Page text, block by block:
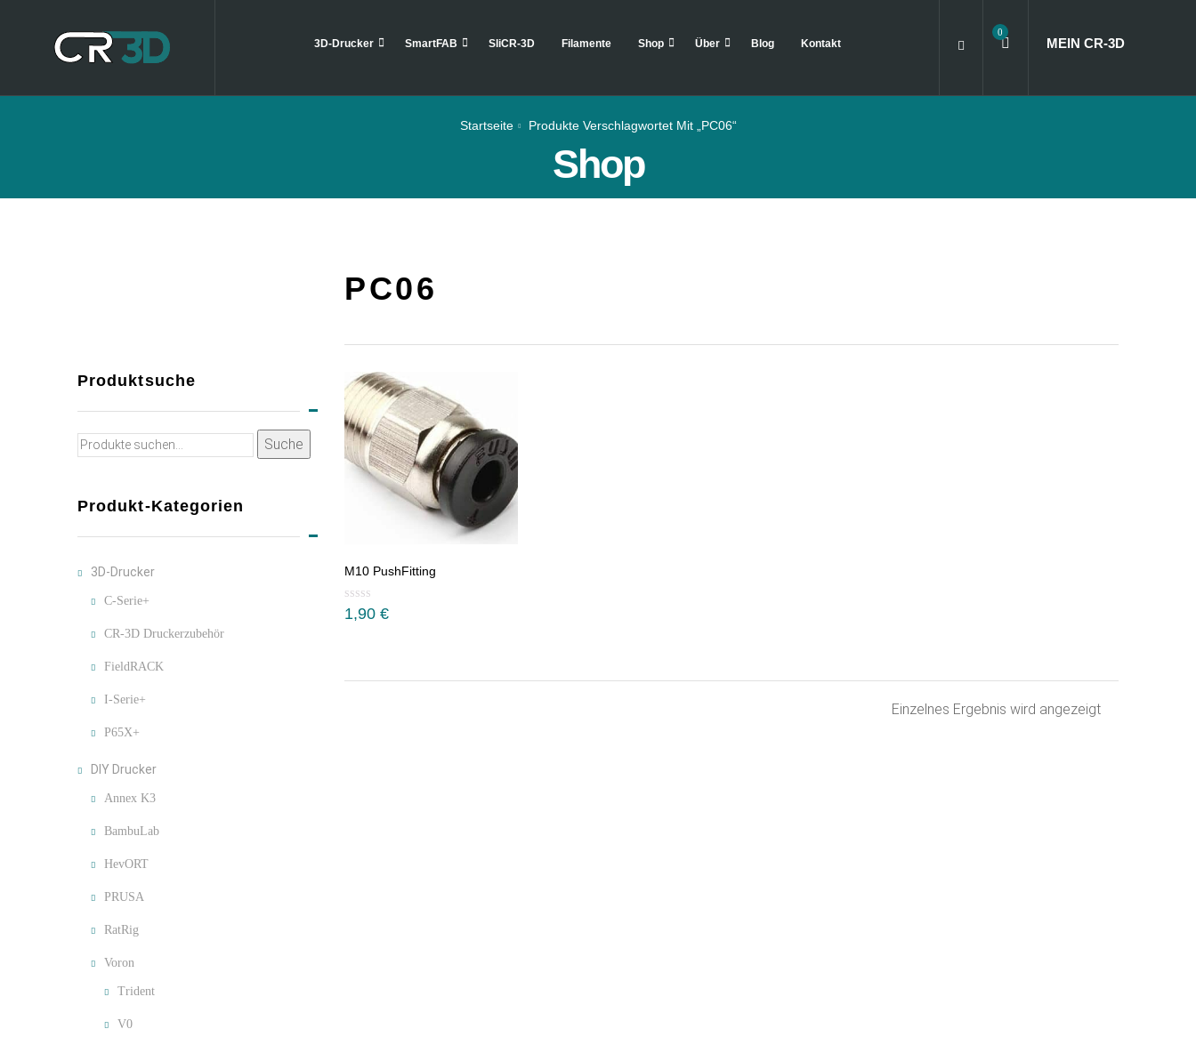
3D-Drucker SmartFAB SliCR-3D Filamente Shop Über Blog Kontakt
0
MEIN CR‑3D
Startseite Produkte Verschlagwortet Mit „PC06“
Shop
Produktsuche
Suche
Suche
Produkt-Kategorien
3D-Drucker
C-Serie+
CR-3D Druckerzubehör
FieldRACK
I-Serie+
P65X+
DIY Drucker
Annex K3
BambuLab
HevORT
PRUSA
RatRig
Voron
Trident
V0
PC06
M10 PushFitting
1,90 €
Einzelnes Ergebnis wird angezeigt